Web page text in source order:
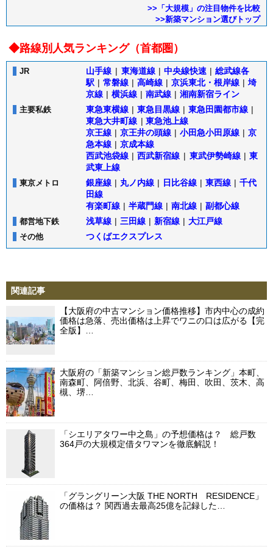
>>「大規模」の注目物件を比較
>>新築マンション選びトップ
◆路線別人気ランキング（首都圏）
JR 山手線 | 東海道線 | 中央線快速 | 総武線各
駅 | 常磐線 | 高崎線 | 京浜東北・根岸線 | 埼
京線 | 横浜線 | 南武線 | 湘南新宿ライン
主要私鉄 東急東横線 | 東急目黒線 | 東急田園都市線 |
東急大井町線 | 東急池上線
京王線 | 京王井の頭線 | 小田急小田原線 | 京
急本線 | 京成本線
西武池袋線 | 西武新宿線 | 東武伊勢崎線 | 東
武東上線
東京メトロ 銀座線 | 丸ノ内線 | 日比谷線 | 東西線 | 千代
田線
有楽町線 | 半蔵門線 | 南北線 | 副都心線
都営地下鉄 浅草線 | 三田線 | 新宿線 | 大江戸線
その他 つくばエクスプレス
関連記事
【大阪府の中古マンション価格推移】市内中心の成約
価格は急落、売出価格は上昇でワニの口は広がる【完
全版】…
大阪府の「新築マンション総戸数ランキング」本町、
南森町、阿倍野、北浜、谷町、梅田、吹田、茨木、高
槻、堺…
「シエリアタワー中之島」の予想価格は？ 総戸数
364戸の大規模定借タワマンを徹底解説！
「グラングリーン大阪 THE NORTH RESIDENCE」
の価格は？ 関西過去最高25億を記録した…